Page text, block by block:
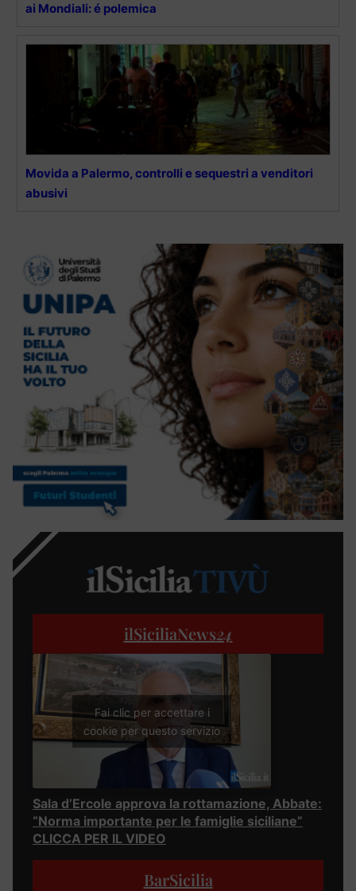
ai Mondiali: é polemica
Movida a Palermo, controlli e sequestri a venditori
abusivi
ilSiciliaNews24
Fai clic per accettare i
cookie per questo servizio
Sala d’Ercole approva la rottamazione, Abbate:
“Norma importante per le famiglie siciliane”
CLICCA PER IL VIDEO
BarSicilia